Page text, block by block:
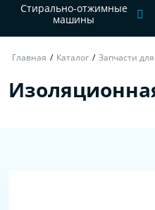
Стирально-отжимные
машины
Главная / Каталог / Запчасти